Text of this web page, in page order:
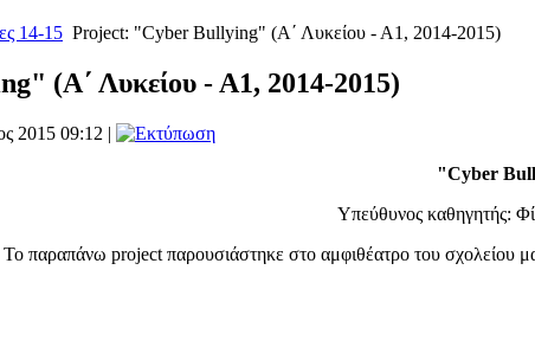
14-15 Project: "Cyber Bullying" (Α΄ Λυκείου - Α1, 2014-2015)
(Α΄ Λυκείου - Α1, 2014-2015)
2015 09:12 |
"Cyber
Υπεύθυνος καθηγητής:
Το παραπάνω project παρουσιάστηκε στο αμφιθέατρο του σχολείου